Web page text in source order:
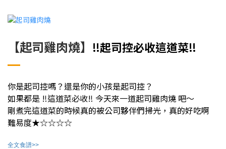
【起司雞肉燒】 ‼️起司控必收這道菜‼️
你是起司控嗎？還是你的小孩是起司控？
如果都是 ‼️這道菜必收‼️ 今天來一道起司雞肉燒 吧～
剛煮完這道菜的時候真的被公司夥伴們掃光，真的好吃啊
難易度★☆☆☆☆
全文食譜>>